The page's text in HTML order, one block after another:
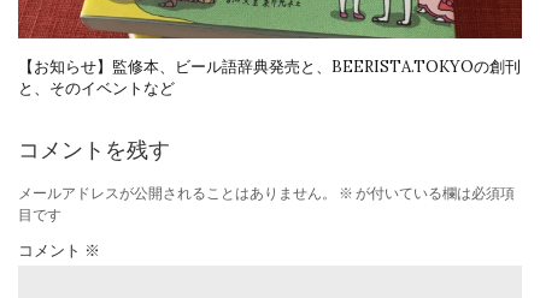
【お知らせ】監修本、ビール語辞典発売と、BEERISTA.TOKYOの創刊
と、そのイベントなど
コメントを残す
メールアドレスが公開されることはありません。 ※ が付いている欄は必須項
目です
コメント ※